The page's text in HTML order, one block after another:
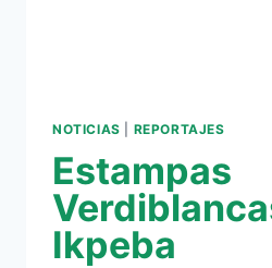
NOTICIAS REPORTAJES
Estampas
Ikpeba